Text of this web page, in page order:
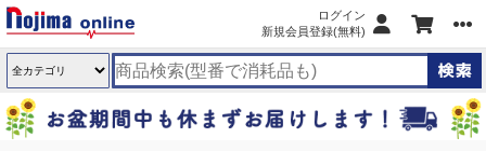
ログイン
新規会員登録(無料)